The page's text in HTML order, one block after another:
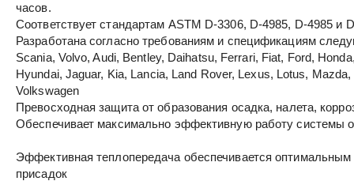
часов.
Соответствует стандартам ASTM D-3306, D-4985, D-4985 и
Разработана согласно требованиям и спецификациям
Scania, Volvo, Audi, Bentley, Daihatsu, Ferrari, Fiat, Ford,
Hyundai, Jaguar, Kia, Lancia, Land Rover, Lexus, Lotus,
Volkswagen
Превосходная защита от образования осадка, налета,
Обеспечивает максимально эффективную работу системы
Эффективная теплопередача обеспечивается
присадок